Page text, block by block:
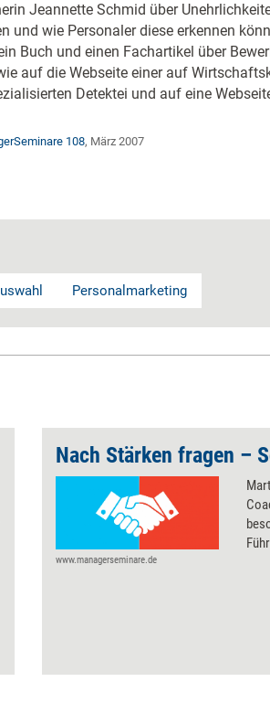
Jeannette Schmid über
und wie Personaler diese erkennen
Buch und einen Fachartikel über
auf die Webseite einer auf
Detektei und auf eine
108, März 2007
Personalmarketing
www.managerseminare.de